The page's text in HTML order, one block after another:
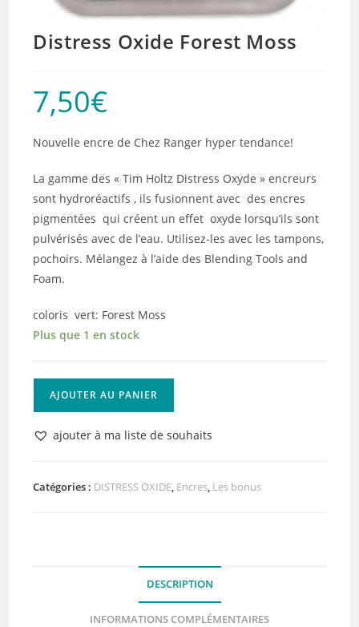
Distress Oxide Forest Moss
7,50€
Nouvelle encre de Chez Ranger hyper tendance!
La gamme des « Tim Holtz Distress Oxyde » encreurs
sont hydroréactifs , ils fusionnent avec des encres
pigmentées qui créent un effet oxyde lorsqu’ils sont
pulvérisés avec de l’eau. Utilisez-les avec les tampons,
pochoirs. Mélangez à l’aide des Blending Tools and
Foam.
coloris vert: Forest Moss
Plus que 1 en stock
Distress
Oxide
Moss
AJOUTER AU PANIER
ajouter à ma liste de souhaits
Catégories : DISTRESS OXIDE, Encres, Les bonus
DESCRIPTION
INFORMATIONS COMPLÉMENTAIRES